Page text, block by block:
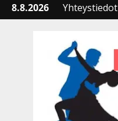
8.8.2026 Yhteystiedot